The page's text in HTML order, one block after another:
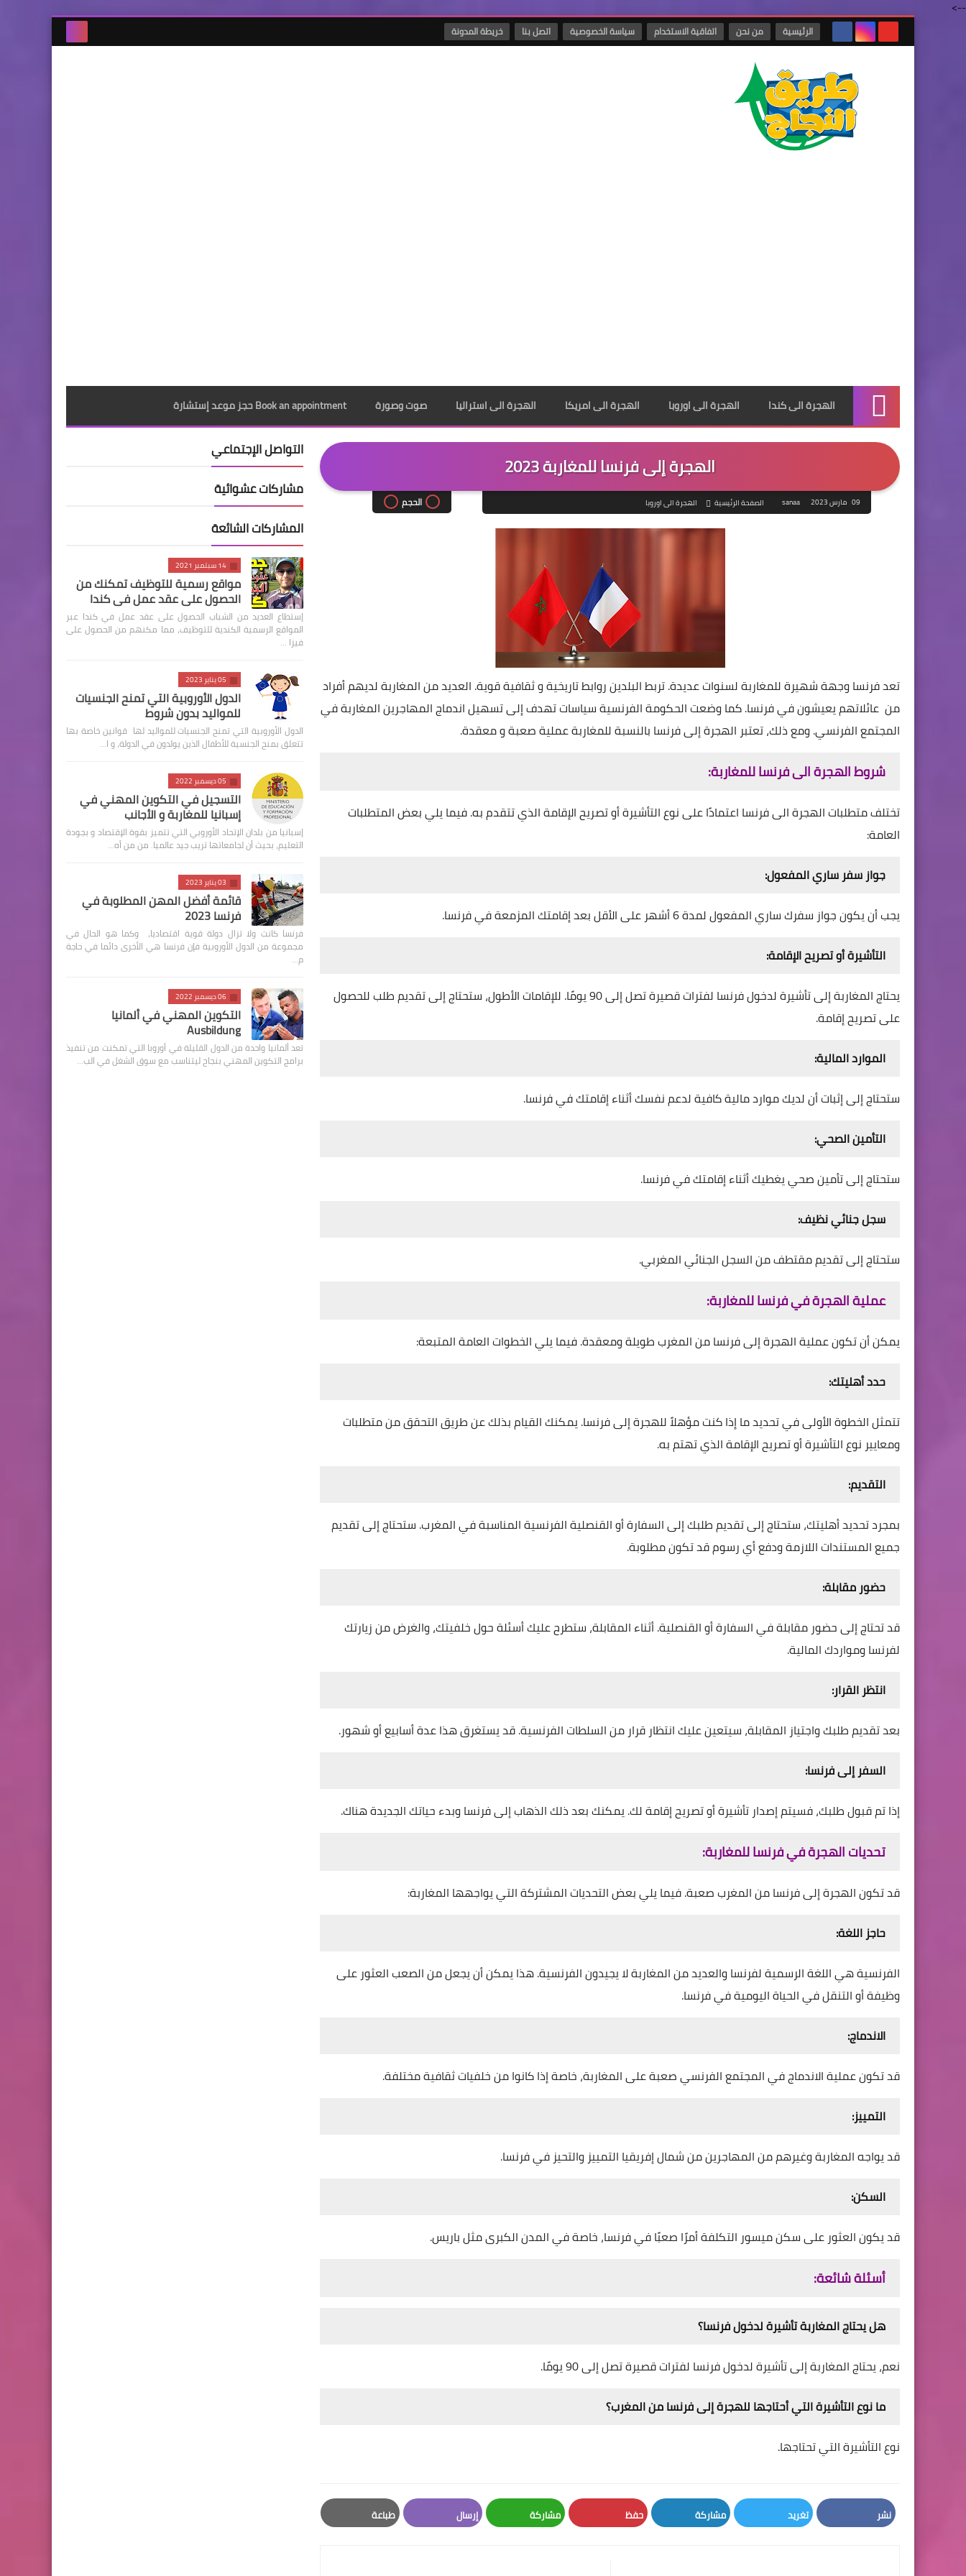
-->
الرئيسية من نحن اتفاقية الاستخدام سياسة الخصوصية اتصل بنا خريطة المدونة
الرئيسية
الهجرة الى كندا الهجرة الى اوروبا الهجرة الى امريكا الهجرة الى استراليا صوت وصورة Book an appointment حجز موعد إستشارة
الهجرة إلى فرنسا للمغاربة 2023
09 مارس 2023 sanaa الصفحة الرئيسية الهجرة الى اوروبا الحجم
تعد فرنسا وجهة شهيرة للمغاربة لسنوات عديدة. تربط البلدين روابط تاريخية و ثقافية قوية. العديد من المغاربة لديهم أفراد
من عائلاتهم يعيشون في فرنسا. كما وضعت الحكومة الفرنسية سياسات تهدف إلى تسهيل اندماج المهاجرين المغاربة في
المجتمع الفرنسي. ومع ذلك، تعتبر الهجرة إلى فرنسا بالنسبة للمغاربة عملية صعبة و معقدة.
شروط الهجرة الى فرنسا للمغاربة:
تختلف متطلبات الهجرة الى فرنسا اعتمادًا على نوع التأشيرة أو تصريح الإقامة الذي تتقدم به. فيما يلي بعض المتطلبات
العامة:
جواز سفر ساري المفعول:
يجب أن يكون جواز سفرك ساري المفعول لمدة 6 أشهر على الأقل بعد إقامتك المزمعة في فرنسا.
التأشيرة أو تصريح الإقامة:
يحتاج المغاربة إلى تأشيرة لدخول فرنسا لفترات قصيرة تصل إلى 90 يومًا. للإقامات الأطول، ستحتاج إلى تقديم طلب للحصول
على تصريح إقامة.
الموارد المالية:
ستحتاج إلى إثبات أن لديك موارد مالية كافية لدعم نفسك أثناء إقامتك في فرنسا.
التأمين الصحي:
ستحتاج إلى تأمين صحي يغطيك أثناء إقامتك في فرنسا.
سجل جنائي نظيف:
ستحتاج إلى تقديم مقتطف من السجل الجنائي المغربي.
عملية الهجرة في فرنسا للمغاربة:
يمكن أن تكون عملية الهجرة إلى فرنسا من المغرب طويلة ومعقدة. فيما يلي الخطوات العامة المتبعة:
حدد أهليتك:
تتمثل الخطوة الأولى في تحديد ما إذا كنت مؤهلاً للهجرة إلى فرنسا. يمكنك القيام بذلك عن طريق التحقق من متطلبات
ومعايير نوع التأشيرة أو تصريح الإقامة الذي تهتم به.
التقديم:
بمجرد تحديد أهليتك، ستحتاج إلى تقديم طلبك إلى السفارة أو القنصلية الفرنسية المناسبة في المغرب. ستحتاج إلى تقديم
جميع المستندات اللازمة ودفع أي رسوم قد تكون مطلوبة.
حضور مقابلة:
قد تحتاج إلى حضور مقابلة في السفارة أو القنصلية. أثناء المقابلة، ستطرح عليك أسئلة حول خلفيتك، والغرض من زيارتك
لفرنسا ومواردك المالية.
انتظر القرار:
بعد تقديم طلبك واجتياز المقابلة، سيتعين عليك انتظار قرار من السلطات الفرنسية. قد يستغرق هذا عدة أسابيع أو شهور.
السفر إلى فرنسا:
إذا تم قبول طلبك، فسيتم إصدار تأشيرة أو تصريح إقامة لك. يمكنك بعد ذلك الذهاب إلى فرنسا وبدء حياتك الجديدة هناك.
تحديات الهجرة في فرنسا للمغاربة:
قد تكون الهجرة إلى فرنسا من المغرب صعبة. فيما يلي بعض التحديات المشتركة التي يواجهها المغاربة:
حاجز اللغة:
الفرنسية هي اللغة الرسمية لفرنسا والعديد من المغاربة لا يجيدون الفرنسية. هذا يمكن أن يجعل من الصعب العثور على
وظيفة أو التنقل في الحياة اليومية في فرنسا.
الاندماج:
قد تكون عملية الاندماج في المجتمع الفرنسي صعبة على المغاربة، خاصة إذا كانوا من خلفيات ثقافية مختلفة.
التمييز:
قد يواجه المغاربة وغيرهم من المهاجرين من شمال إفريقيا التمييز والتحيز في فرنسا.
السكن:
قد يكون العثور على سكن ميسور التكلفة أمرًا صعبًا في فرنسا، خاصة في المدن الكبرى مثل باريس.
أسئلة شائعة:
هل يحتاج المغاربة تأشيرة لدخول فرنسا؟
نعم، يحتاج المغاربة إلى تأشيرة لدخول فرنسا لفترات قصيرة تصل إلى 90 يومًا.
ما نوع التأشيرة التي أحتاجها للهجرة إلى فرنسا من المغرب؟
نوع التأشيرة التي تحتاجها.
نشر تغريد مشاركة حفظ مشاركة إرسال طباعة
التواصل الإجتماعي
مشاركات عشوائية
المشاركات الشائعة
14 سبتمبر 2021
مواقع رسمية للتوظيف تمكنك من
الحصول على عقد عمل في كندا
إستطاع العديد من الشباب الحصول على عقد عمل في كندا عبر
المواقع الرسمية الكندية للتوظيف، مما مكنهم من الحصول على
فيزا …
05 يناير 2023
الدول الأوروبية التي تمنح الجنسيات
للمواليد بدون شروط
الدول الأوروبية التي تمنح الجنسيات للمواليد لها قوانين خاصة بها
تتعلق بمنح الجنسية للأطفال الذين يولدون في الدولة، و ا…
05 ديسمبر 2022
التسجيل في التكوين المهني في
إسبانيا للمغاربة و الأجانب
إسبانيا من بلدان الإتحاد الأوروبي التي تتميز بقوة الإقتصاد و بجودة
التعليم، بحيث أن لجامعاتها تريب جيد عالميا. من من أه…
03 يناير 2023
قائمة أفضل المهن المطلوبة في
فرنسا 2023
فرنسا كانت ولا تزال دولة قوية اقتصاديا، وكما هو الحال في
مجموعة من الدول الأوروبية فإن فرنسا هي الأخرى دائما في حاجة
م…
06 ديسمبر 2022
التكوين المهني في ألمانيا
Ausbildung
تعد ألمانيا واحدة من الدول القليلة في أوروبا التي تمكنت من تنفيذ
برامج التكوين المهني بنجاح ليتناسب مع سوق الشغل في الب…